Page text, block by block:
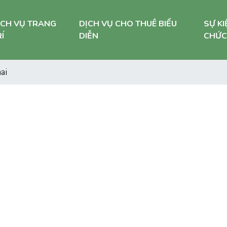
VỤ TRANG
DỊCH VỤ CHO THUÊ BIỂU
DIỄN
SỰ
CHỨC